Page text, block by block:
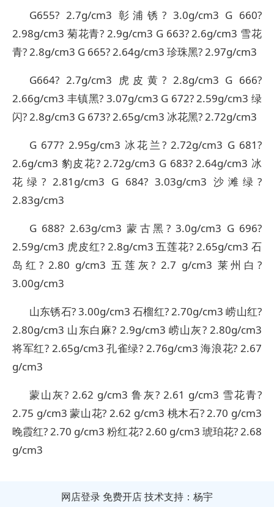
G655? 2.7g/cm3 彰浦锈? 3.0g/cm3 G 660?
2.98g/cm3 菊花青? 2.9g/cm3 G 663? 2.6g/cm3 雪花
青? 2.8g/cm3 G 665? 2.64g/cm3 珍珠黑? 2.97g/cm3
G664? 2.7g/cm3 虎皮黄? 2.8g/cm3 G 666?
2.66g/cm3 丰镇黑? 3.07g/cm3 G 672? 2.59g/cm3 绿
闪? 2.8g/cm3 G 673? 2.65g/cm3 冰花黑? 2.72g/cm3
G 677? 2.95g/cm3 冰花兰? 2.72g/cm3 G 681?
2.6g/cm3 豹皮花? 2.72g/cm3 G 683? 2.64g/cm3 冰
花绿? 2.81g/cm3 G 684? 3.03g/cm3 沙滩绿?
2.83g/cm3
G 688? 2.63g/cm3 蒙古黑? 3.0g/cm3 G 696?
2.59g/cm3 虎皮红? 2.8g/cm3 五莲花? 2.65g/cm3 石
岛红? 2.80 g/cm3 五莲灰? 2.7 g/cm3 莱州白?
3.00g/cm3
山东锈石? 3.00g/cm3 石榴红? 2.70g/cm3 崂山红?
2.80g/cm3 山东白麻? 2.9g/cm3 崂山灰? 2.80g/cm3
将军红? 2.65g/cm3 孔雀绿? 2.76g/cm3 海浪花? 2.67
g/cm3
蒙山灰? 2.62 g/cm3 鲁灰? 2.61 g/cm3 雪花青?
2.75 g/cm3 蒙山花? 2.62 g/cm3 桃木石? 2.70 g/cm3
晚霞红? 2.70 g/cm3 粉红花? 2.60 g/cm3 琥珀花? 2.68
g/cm3
网店登录 免费开店技术支持：杨宇